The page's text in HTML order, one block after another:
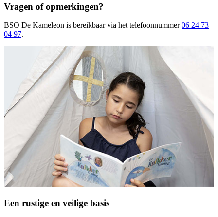
Vragen of opmerkingen?
BSO De Kameleon is bereikbaar via het telefoonnummer 06 24 73
04 97.
Een rustige en veilige basis